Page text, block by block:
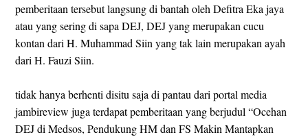
pemberitaan tersebut langsung di bantah oleh Defitra Eka jaya
atau yang sering di sapa DEJ, DEJ yang merupakan cucu
kontan dari H. Muhammad Siin yang tak lain merupakan ayah
dari H. Fauzi Siin.
tidak hanya berhenti disitu saja di pantau dari portal media
jambireview juga terdapat pemberitaan yang berjudul “Ocehan
DEJ di Medsos, Pendukung HM dan FS Makin Mantapkan